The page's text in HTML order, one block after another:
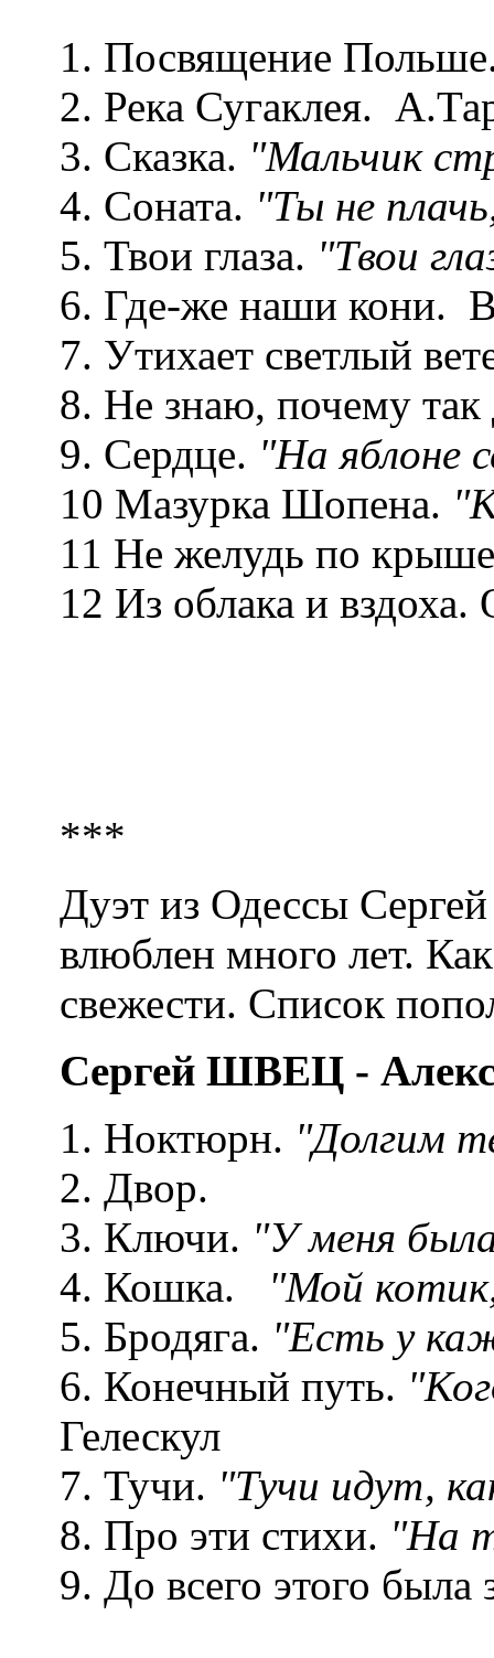
1. Посвящение
2. Река Сугаклея.
3. Сказка. "Мальчик
4. Соната. "Ты не
5. Твои глаза. "Твои
6. Где-же наши кони.
7. Утихает светлый
8. Не знаю, почему
9. Сердце. "На яблоне
10 Мазурка Шопена.
11 Не желудь по
12 Из облака и
***
Дуэт из Одессы
влюблен много лет.
свежести. Список
Сергей ШВЕЦ -
1. Ноктюрн. "Долгим
2. Двор.
3. Ключи. "У меня
4. Кошка.
"Мой
5. Бродяга. "Есть у
6. Конечный путь.
Гелескул
7. Тучи. "Тучи идут,
8. Про эти стихи. "На
9. До всего этого была